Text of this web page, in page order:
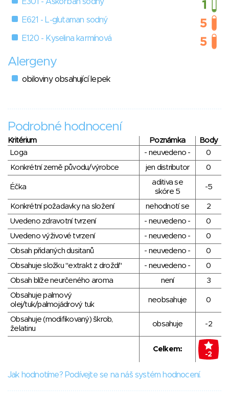
E301 - Askorban sodný
E621 - L-glutaman sodný
E120 - Kyselina karmínová
Alergeny
obiloviny obsahující lepek
Podrobné hodnocení
Kritérium Poznámka
Body
Loga
- neuvedeno -
0
Konkrétní země původu/výrobce
jen distributor 0
Éčka
aditiva se
skóre 5
-5
Konkrétní požadavky na složení nehodnotí se
2
Uvedeno zdravotní tvrzení
- neuvedeno -
0
Uvedeno výživové tvrzení
- neuvedeno -
0
Obsah přidaných dusitanů
- neuvedeno -
0
Obsahuje složku "extrakt z droždí"
- neuvedeno -
0
Obsah blíže neurčeného aroma
není
3
Obsahuje palmový
olej/tuk/palmojádrový tuk
neobsahuje 0
Obsahuje (modifikovaný) škrob,
želatinu
obsahuje -2
Celkem:
-2
Jak hodnotíme? Podívejte se na náš systém hodnocení.